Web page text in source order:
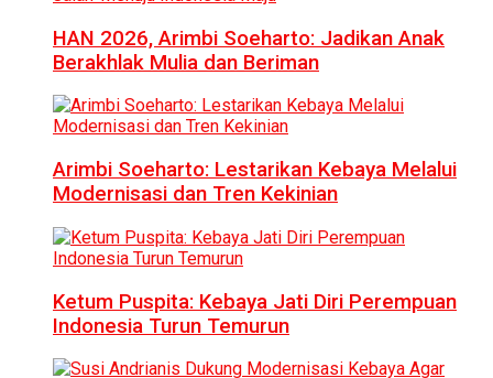
HAN 2026, Arimbi Soeharto: Jadikan Anak
Berakhlak Mulia dan Beriman
Arimbi Soeharto: Lestarikan Kebaya Melalui
Modernisasi dan Tren Kekinian
Ketum Puspita: Kebaya Jati Diri Perempuan
Indonesia Turun Temurun